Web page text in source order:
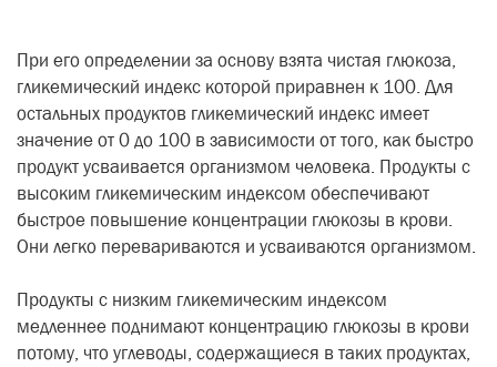
При его определении за основу взята чистая глюкоза,
гликемический индекс которой приравнен к 100. Для
остальных продуктов гликемический индекс имеет
значение от 0 до 100 в зависимости от того, как быстро
продукт усваивается организмом человека. Продукты с
высоким гликемическим индексом обеспечивают
быстрое повышение концентрации глюкозы в крови.
Они легко перевариваются и усваиваются организмом.
Продукты с низким гликемическим индексом
медленнее поднимают концентрацию глюкозы в крови
потому, что углеводы, содержащиеся в таких продуктах,